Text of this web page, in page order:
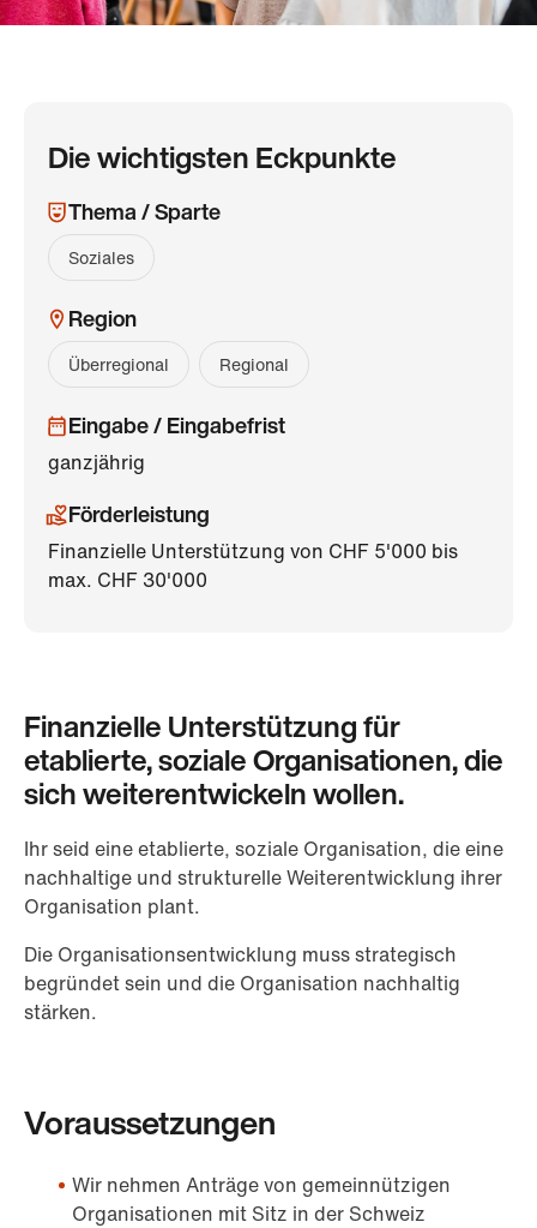
Die wichtigsten Eckpunkte
Thema / Sparte
Soziales
Region
Überregional Regional
Eingabe / Eingabefrist
ganzjährig
Förderleistung
Finanzielle Unterstützung von ​CHF 5'000 bis
max. CHF 30'000​
Finanzielle Unterstützung für
etablierte, soziale Organisationen, die
sich weiterentwickeln wollen.
Ihr seid eine etablierte, soziale Organisation, die eine
nachhaltige und strukturelle Weiterentwicklung ihrer
Organisation plant.
Die Organisationsentwicklung muss strategisch
begründet sein und die Organisation nachhaltig
stärken.
Voraussetzungen
Wir nehmen Anträge von gemeinnützigen
Organisationen mit Sitz in der Schweiz